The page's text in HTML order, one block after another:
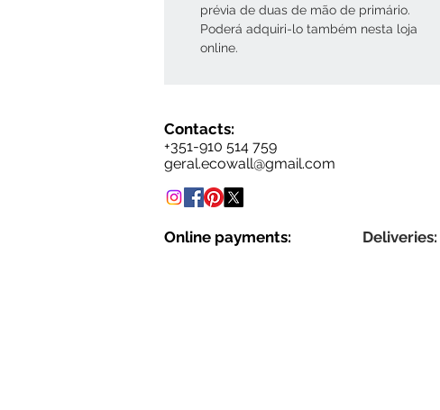
prévia de duas de mão de primário.
Poderá adquiri-lo também nesta loja
online.
Contacts:
+351-910 514 759
geral.ecowall@gmail.com
Online payments: Deliveries: